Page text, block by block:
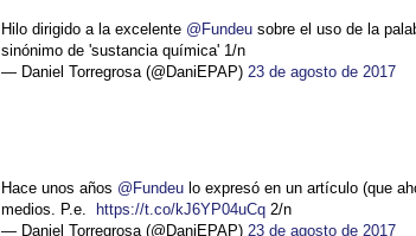
Hilo dirigido a la excelente @Fundeu sobre el uso de la
sinónimo de 'sustancia química' 1/n
— Daniel Torregrosa (@DaniEPAP) 23 de agosto de 2017
Hace unos años @Fundeu lo expresó en un artículo (que
medios. P.e.
https://t.co/kJ6YP04uCq 2/n
— Daniel Torregrosa (@DaniEPAP) 23 de agosto de 2017